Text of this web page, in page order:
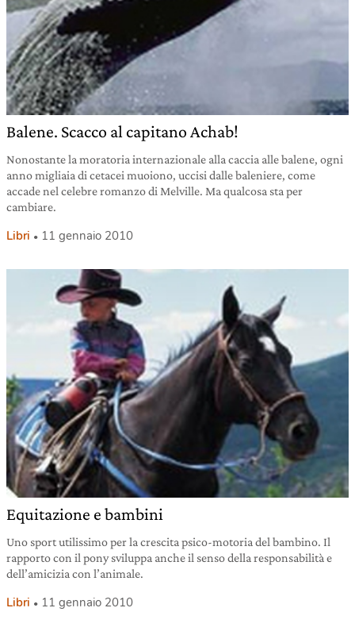
Balene. Scacco al capitano Achab!
Nonostante la moratoria internazionale alla caccia alle balene, ogni
anno migliaia di cetacei muoiono, uccisi dalle baleniere, come
accade nel celebre romanzo di Melville. Ma qualcosa sta per
cambiare.
Libri 11 gennaio 2010
Equitazione e bambini
Uno sport utilissimo per la crescita psico-motoria del bambino. Il
rapporto con il pony sviluppa anche il senso della responsabilità e
dell’amicizia con l’animale.
Libri 11 gennaio 2010